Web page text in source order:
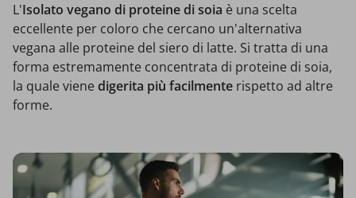
L'Isolato vegano di proteine di soia è una scelta
eccellente per coloro che cercano un'alternativa
vegana alle proteine del siero di latte. Si tratta di una
forma estremamente concentrata di proteine di soia,
la quale viene digerita più facilmente rispetto ad altre
forme.